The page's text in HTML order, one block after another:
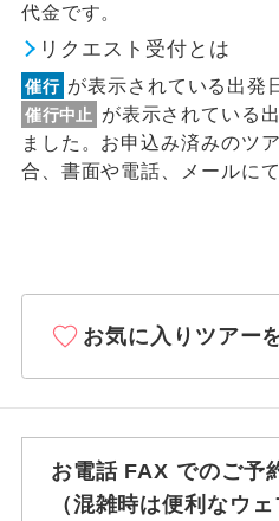
代金です。
リクエスト受付とは
催行 が表示されている出発
催行中止
が表示されている
ました。お申込み済みのツ
合、書面や電話、メールに
お気に入りツアー
お電話 FAX でのご予
（混雑時は便利なウ